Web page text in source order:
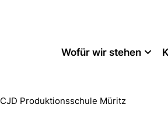
Wofür wir stehen
CJD Produktionsschule Müritz